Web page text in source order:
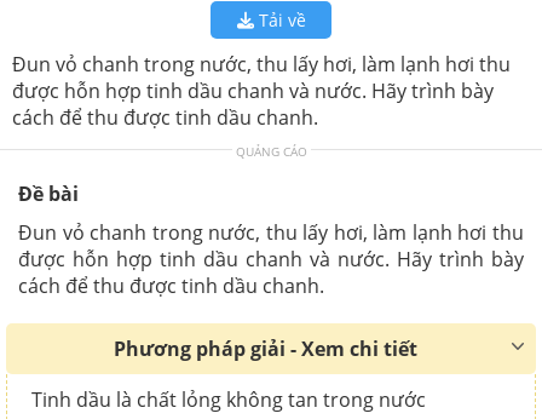
Tải về
Đun vỏ chanh trong nước, thu lấy hơi, làm lạnh hơi thu
được hỗn hợp tinh dầu chanh và nước. Hãy trình bày
cách để thu được tinh dầu chanh.
QUẢNG CÁO
Đề bài
Đun vỏ chanh trong nước, thu lấy hơi, làm lạnh hơi thu
được hỗn hợp tinh dầu chanh và nước. Hãy trình bày
cách để thu được tinh dầu chanh.
Phương pháp giải - Xem chi tiết
Tinh dầu là chất lỏng không tan trong nước